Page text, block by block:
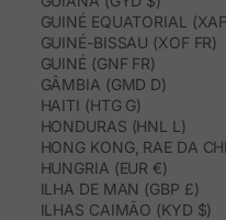
GUINÉ EQUATORIAL
GUINÉ-BISSAU (XOF FR)
GUINÉ (GNF FR)
GÂMBIA (GMD D)
HAITI (HTG G)
HONDURAS (HNL L)
HONG KONG, RAE DA
HUNGRIA (EUR €)
ILHA DE MAN (GBP £)
ILHAS CAIMÃO (KYD $)